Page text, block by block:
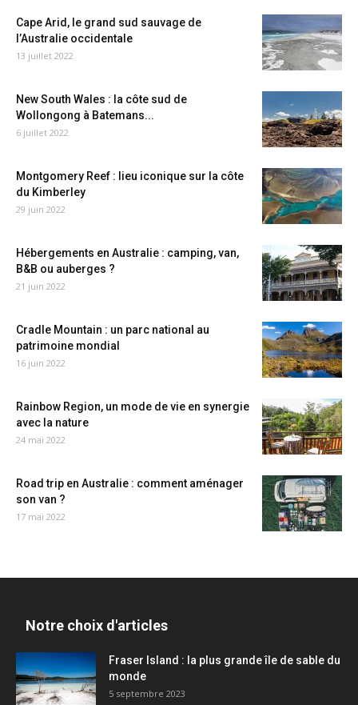
Cape Arid, le grand sud sauvage de
l’Australie occidentale
13 juillet 2022
New South Wales : la côte sud de
Wollongong à Batemans...
6 juillet 2022
Montgomery Reef : lieu iconique sur la côte
du Kimberley
29 juin 2022
Hébergements en Australie : camping, van,
B&B ou auberges ?
21 juin 2022
Cradle Mountain : un parc national au
patrimoine mondial
16 juin 2022
Rainbow Region, un mode de vie en synergie
avec la nature
24 mai 2022
Road trip en Australie : comment aménager
son van ?
17 mai 2022
Notre choix d'articles
Fraser Island : la plus grande île de sable du
monde
5 septembre 2023